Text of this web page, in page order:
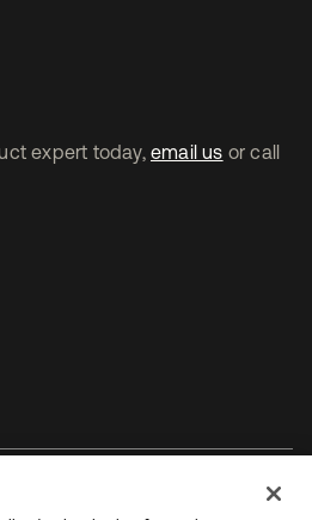
expert today, email us or call
ongletonglet